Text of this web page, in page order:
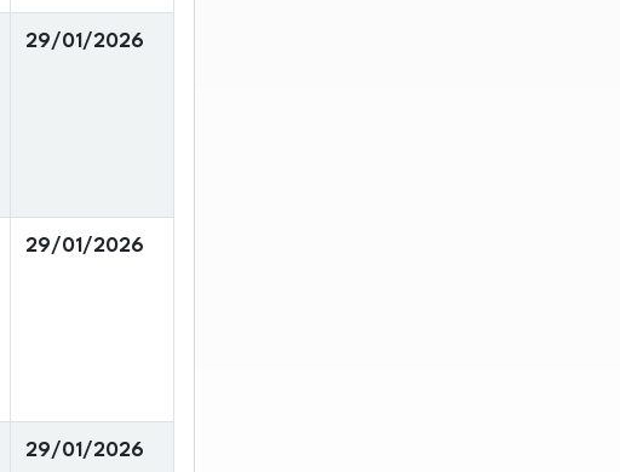
29/01/2026
29/01/2026
29/01/2026